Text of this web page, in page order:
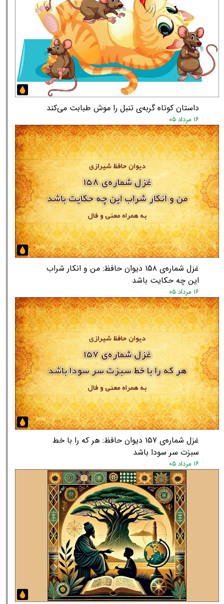
★★
داستان کوتاه گربه‌ی تنبل را موش طبابت می‌کند
۱۶ مرداد ۰۵
غزل شماره‌ی ۱۵۸ دیوان حافظ: من و انکار شراب
این چه حکایت باشد
۱۶ مرداد ۰۵
غزل شماره‌ی ۱۵۷ دیوان حافظ: هر که را با خط
سبزت سر سودا باشد
۱۶ مرداد ۰۵